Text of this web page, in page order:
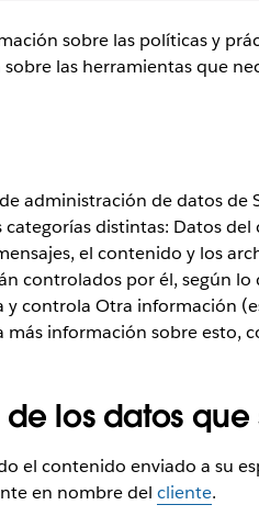
sobre las políticas y
las herramientas que
administración de datos de
distintas: Datos
el contenido y los
controlados por él, según
y controla Otra información
información sobre esto,
los datos
el contenido enviado a su
en nombre del cliente.